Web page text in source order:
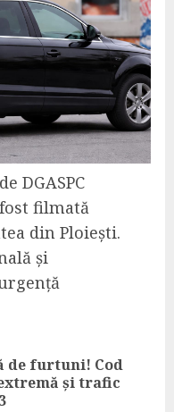
DGASPC
filmată
din Ploiești.
și
de furtuni! Cod
și trafic